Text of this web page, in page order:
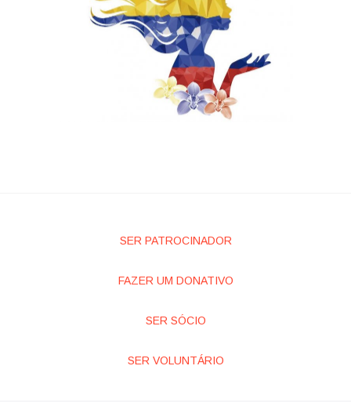
SER PATROCINADOR
FAZER UM DONATIVO
SER SÓCIO
SER VOLUNTÁRIO